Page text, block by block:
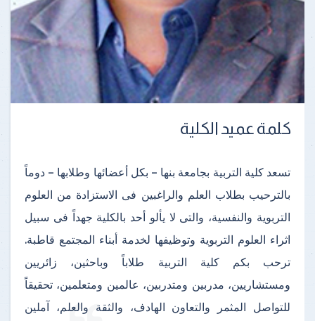
كلمة عميد الكلية
تسعد كلية التربية بجامعة بنها – بكل أعضائها وطلابها – دوماً
بالترحيب بطلاب العلم والراغبين فى الاستزادة من العلوم
التربوية والنفسية، والتى لا يألو أحد بالكلية جهداً فى سبيل
اثراء العلوم التربوية وتوظيفها لخدمة أبناء المجتمع قاطبة.
ترحب بكم كلية التربية طلاباً وباحثين، زائريين
ومستشاريين، مدربين ومتدربين، عالمين ومتعلمين، تحقيقاً
للتواصل المثمر والتعاون الهادف، والثقة والعلم، آملين